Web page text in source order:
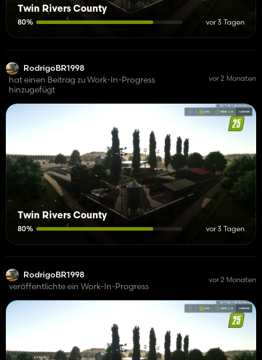
Twin Rivers County
80% vor 3 Tagen
RodrigoBR1998
hat einen Beitrag zu Work-In-Progress
hinzugefügt
vor 2 Monaten
Twin Rivers County
80% vor 3 Tagen
RodrigoBR1998
veröffentlichte ein Work-In-Progress
vor 2 Monaten